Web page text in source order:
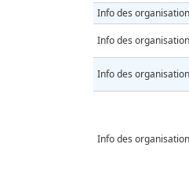
Info des
Info des
Info des
Info des